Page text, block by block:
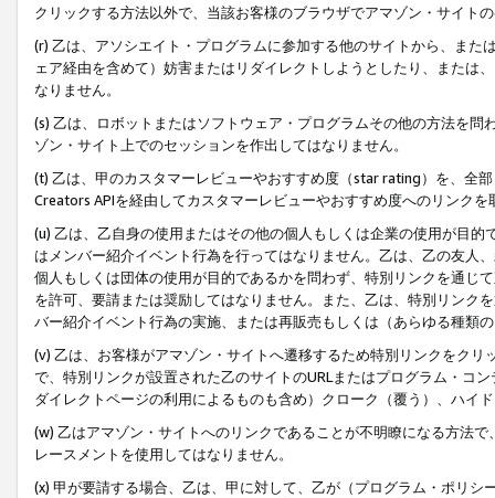
クリックする方法以外で、当該お客様のブラウザでアマゾン・サイト
(r) 乙は、アソシエイト・プログラムに参加する他のサイトから、ま
ェア経由を含めて）妨害またはリダイレクトしようとしたり、または
なりません。
(s) 乙は、ロボットまたはソフトウェア・プログラムその他の方法を
ゾン・サイト上でのセッションを作出してはなりません。
(t) 乙は、甲のカスタマーレビューやおすすめ度（star rating）を、全
Creators APIを経由してカスタマーレビューやおすすめ度へのリンクを
(u) 乙は、乙自身の使用またはその他の個人もしくは企業の使用が目
はメンバー紹介イベント行為を行ってはなりません。乙は、乙の友人
個人もしくは団体の使用が目的であるかを問わず、特別リンクを通じ
を許可、要請または奨励してはなりません。また、乙は、特別リンク
バー紹介イベント行為の実施、または再販売もしくは（あらゆる種類
(v) 乙は、お客様がアマゾン・サイトへ遷移するため特別リンクをク
で、特別リンクが設置された乙のサイトのURLまたはプログラム・コ
ダイレクトページの利用によるものも含め）クローク（覆う）、ハイ
(w) 乙はアマゾン・サイトへのリンクであることが不明瞭になる方法
レースメントを使用してはなりません。
(x) 甲が要請する場合、乙は、甲に対して、乙が（プログラム・ポリ